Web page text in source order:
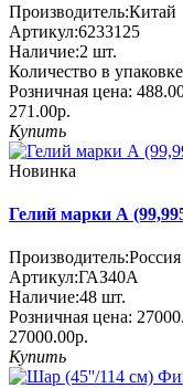
Производитель:Китай
Артикул:6233125
Наличие:2 шт.
Количество в
Розничная цена:
271.00р.
Купить
Новинка
Гелий марки А
Производитель:Россия
Артикул:ГАЗ40А
Наличие:48 шт.
Розничная цена:
27000.00р.
Купить